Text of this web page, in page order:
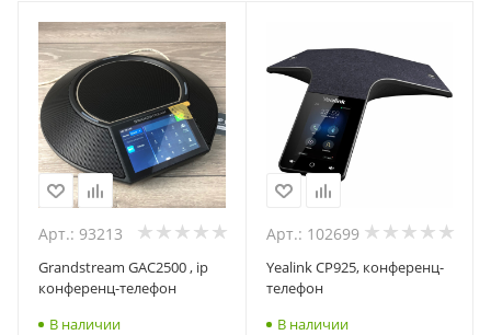
Арт.: 93213
Grandstream GAC2500 , ip
конференц-телефон
В наличии
Арт.: 102699
Yealink CP925, конференц-
телефон
В наличии